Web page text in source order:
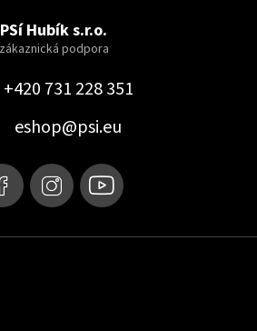
PSí Hubík s.r.o.
+420 731 228 351
eshop@psi.eu